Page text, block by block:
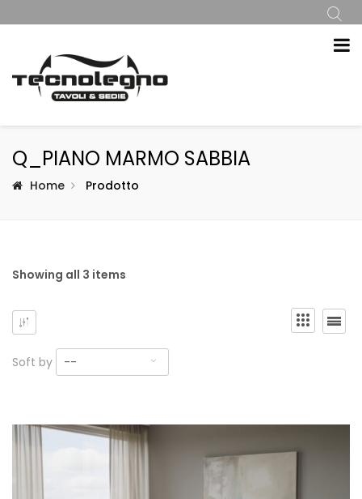
Q_PIANO MARMO SABBIA
Home Prodotto
Showing all 3 items
Soft by --